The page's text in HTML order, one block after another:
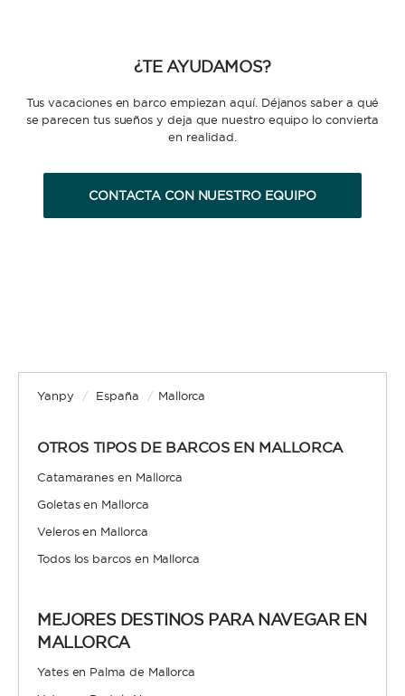
¿TE AYUDAMOS?
Tus vacaciones en barco empiezan aquí. Déjanos saber a qué
se parecen tus sueños y deja que nuestro equipo lo convierta
en realidad.
CONTACTA CON NUESTRO EQUIPO
Yanpy / España / Mallorca
OTROS TIPOS DE BARCOS EN MALLORCA
Catamaranes en Mallorca
Goletas en Mallorca
Veleros en Mallorca
Todos los barcos en Mallorca
MEJORES DESTINOS PARA NAVEGAR EN
MALLORCA
Yates en Palma de Mallorca